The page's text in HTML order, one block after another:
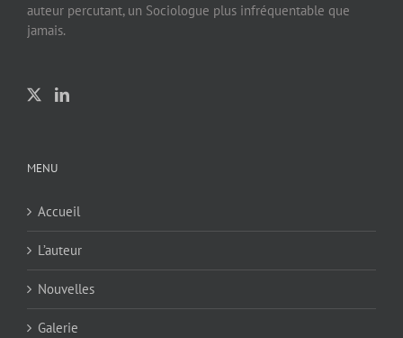
auteur percutant, un Sociologue plus infréquentable que
jamais.
MENU
Accueil
L’auteur
Nouvelles
Galerie